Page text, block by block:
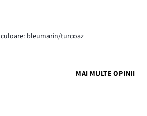
culoare: bleumarin/turcoaz
MAI MULTE OPINII